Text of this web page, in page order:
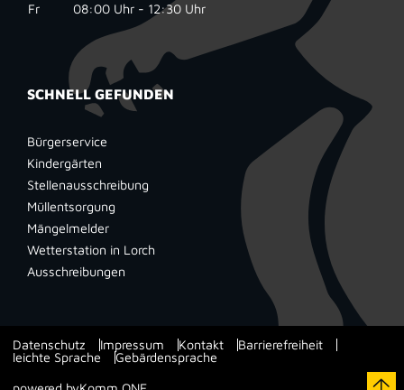
Fr
08:00 Uhr - 12:30 Uhr
SCHNELL GEFUNDEN
Bürgerservice
Kindergärten
Stellenausschreibung
Müllentsorgung
Mängelmelder
Wetterstation in Lorch
Ausschreibungen
Datenschutz Impressum Kontakt
Barrierefreiheit
leichte Sprache
Gebärdensprache